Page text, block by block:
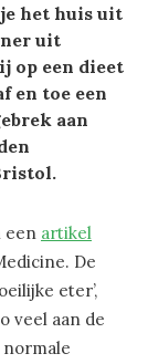
het huis uit
uit
op een dieet
en toe een
aan
een artikel
De
eter’,
veel aan de
normale